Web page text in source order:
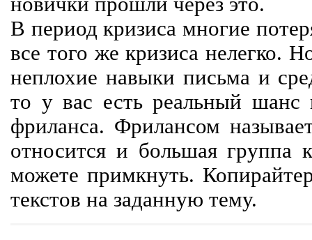
В период кризиса многие
все того же кризиса нелегко.
неплохие навыки письма и
то у вас есть реальный шанс
фриланса. Фрилансом
относится и большая группа
можете примкнуть.
текстов на заданную тему.